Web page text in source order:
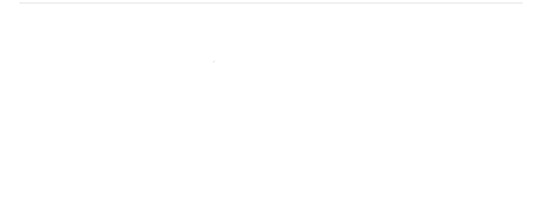
Chegue hoje mesmo a novas pessoas